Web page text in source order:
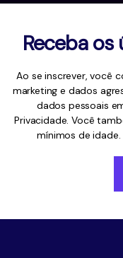
Receba
Ao se inscrever, você
marketing e dados
dados pessoais
Privacidade. Você
mínimos de idade.